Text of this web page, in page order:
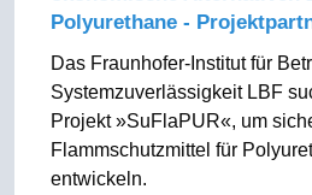
Polyurethane -
Das Fraunhofer-Institut für
Systemzuverlässigkeit LBF
Projekt »SuFlaPUR«, um
Flammschutzmittel für
entwickeln.